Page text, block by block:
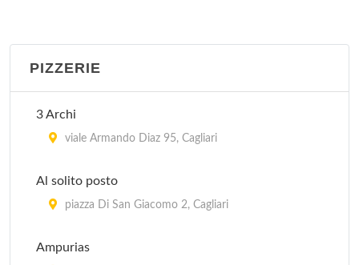
Deidda
Dolmen
Due archi
PIZZERIE
3 Archi
viale Armando Diaz 95, Cagliari
Al solito posto
piazza Di San Giacomo 2, Cagliari
Ampurias